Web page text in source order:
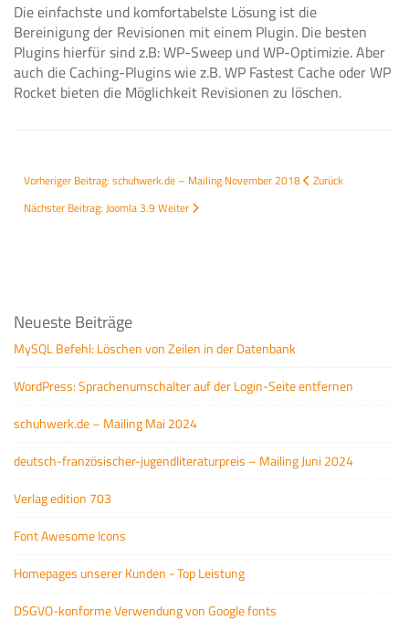
Die einfachste und komfortabelste Lösung ist die
Bereinigung der Revisionen mit einem Plugin. Die besten
Plugins hierfür sind z.B: WP-Sweep und WP-Optimizie. Aber
auch die Caching-Plugins wie z.B. WP Fastest Cache oder WP
Rocket bieten die Möglichkeit Revisionen zu löschen.
Vorheriger Beitrag: schuhwerk.de – Mailing November 2018
Zurück
Nächster Beitrag: Joomla 3.9 Weiter
Neueste Beiträge
MySQL Befehl: Löschen von Zeilen in der Datenbank
WordPress: Sprachenumschalter auf der Login-Seite entfernen
schuhwerk.de – Mailing Mai 2024
deutsch-französischer-jugendliteraturpreis – Mailing Juni 2024
Verlag edition 703
Font Awesome Icons
Homepages unserer Kunden - Top Leistung
DSGVO-konforme Verwendung von Google fonts